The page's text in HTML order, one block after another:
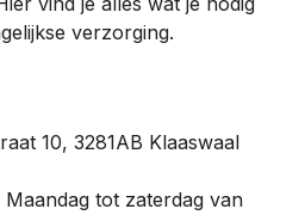
verzorging.
10, 3281AB Klaaswaal
Maandag tot zaterdag van